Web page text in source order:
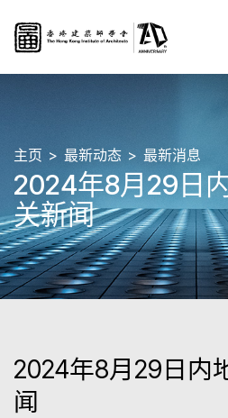
主页 最新动态 最新消息
2024年8月29日
关新闻
2024年8月29日内
闻